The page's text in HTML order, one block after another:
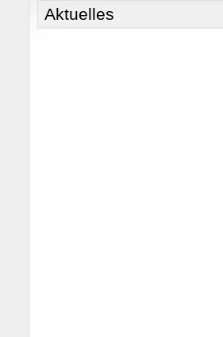
Aktuelles